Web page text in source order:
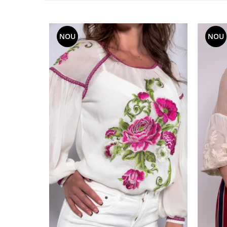
NOU NOU